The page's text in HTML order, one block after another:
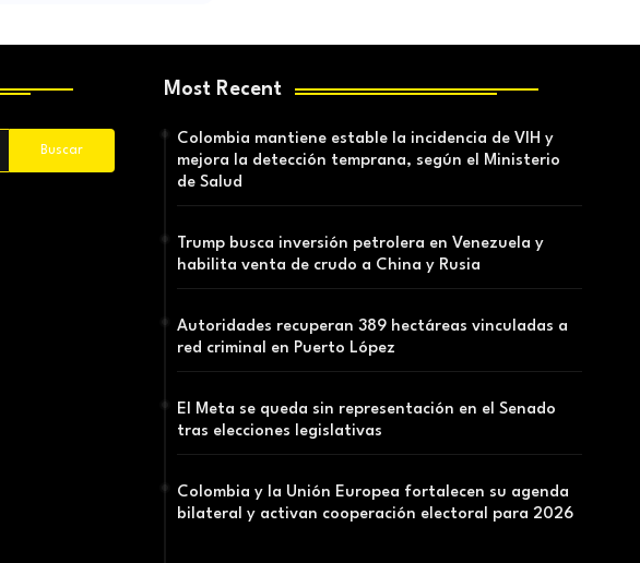
Most Recent
Colombia mantiene estable la incidencia de VIH y
mejora la detección temprana, según el Ministerio
de Salud
Trump busca inversión petrolera en Venezuela y
habilita venta de crudo a China y Rusia
Autoridades recuperan 389 hectáreas vinculadas a
red criminal en Puerto López
El Meta se queda sin representación en el Senado
tras elecciones legislativas
Colombia y la Unión Europea fortalecen su agenda
bilateral y activan cooperación electoral para 2026